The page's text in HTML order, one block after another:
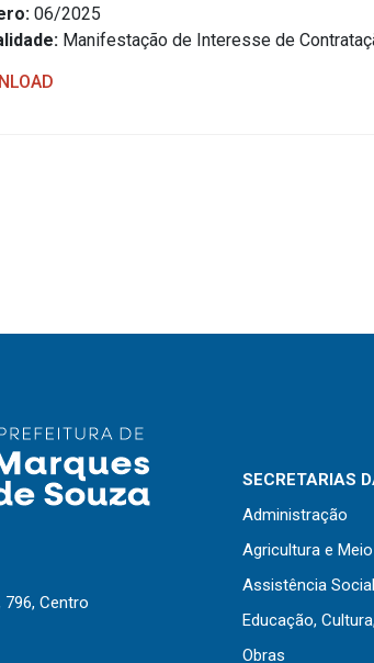
Contato
06/2025
Manifestação de Interesse de
796, Centro
SECRETARIAS
Administração
Agricultura e
Assistência Social
Educação,
Obras